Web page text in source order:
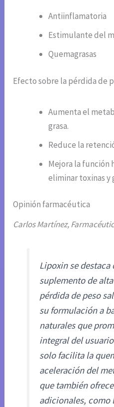
Antiinflamatoria
Estimulante del
Quemagrasas
Efecto sobre la pérdida de
Aumenta el
grasa.
Reduce la
Mejora la función
eliminar toxinas y
Opinión farmacéutica
Carlos Martínez,
Lipoxin se destaca
suplemento de
pérdida de peso
su formulación a
naturales que
integral del
solo facilita la
aceleración del
que también
adicionales, como